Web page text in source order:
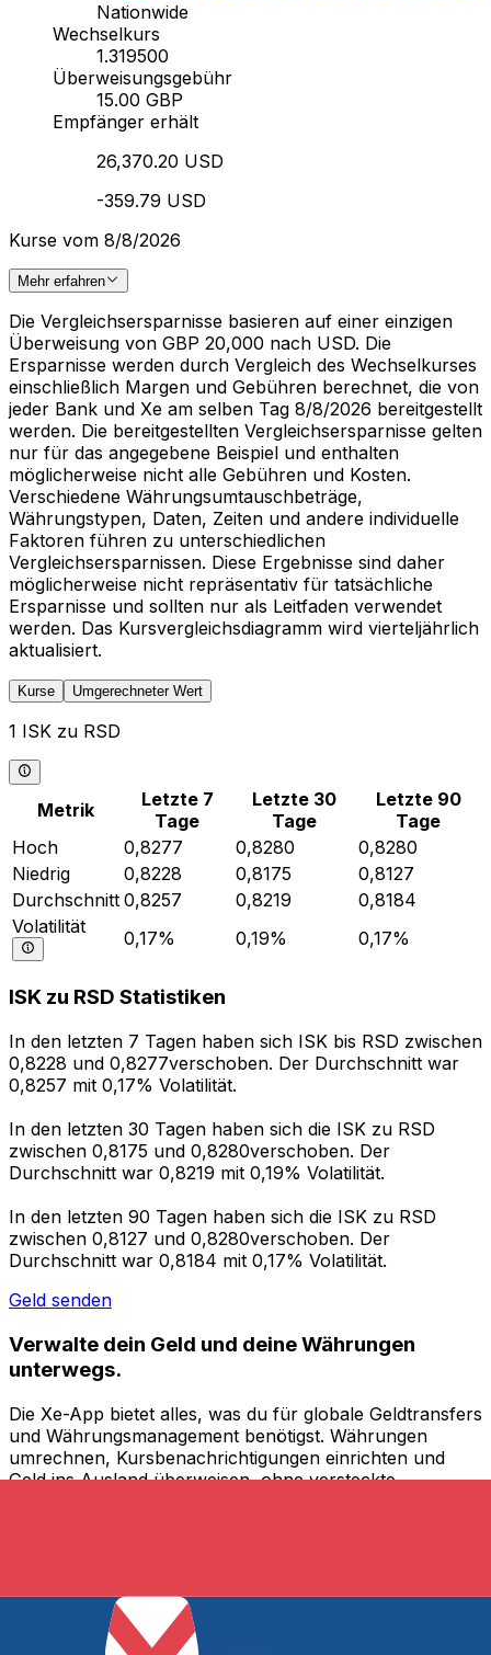
Nationwide
Wechselkurs
1.319500
Überweisungsgebühr
15.00 GBP
Empfänger erhält
26,370.20 USD
-359.79 USD
Kurse vom 8/8/2026
Mehr erfahren
Die Vergleichsersparnisse basieren auf einer einzigen
Überweisung von GBP 20,000 nach USD. Die
Ersparnisse werden durch Vergleich des Wechselkurses
einschließlich Margen und Gebühren berechnet, die von
jeder Bank und Xe am selben Tag 8/8/2026 bereitgestellt
werden. Die bereitgestellten Vergleichsersparnisse gelten
nur für das angegebene Beispiel und enthalten
möglicherweise nicht alle Gebühren und Kosten.
Verschiedene Währungsumtauschbeträge,
Währungstypen, Daten, Zeiten und andere individuelle
Faktoren führen zu unterschiedlichen
Vergleichsersparnissen. Diese Ergebnisse sind daher
möglicherweise nicht repräsentativ für tatsächliche
Ersparnisse und sollten nur als Leitfaden verwendet
werden. Das Kursvergleichsdiagramm wird vierteljährlich
aktualisiert.
Kurse Umgerechneter Wert
1 ISK zu RSD
Metrik
Letzte 7
Tage
Letzte 30
Tage
Letzte 90
Tage
Hoch
0,8277 0,8280
0,8280
Niedrig
0,8228 0,8175
0,8127
Durchschnitt 0,8257 0,8219
0,8184
Volatilität
0,17% 0,19% 0,17%
ISK zu RSD Statistiken
In den letzten 7 Tagen haben sich ISK bis RSD zwischen
0,8228 und 0,8277verschoben. Der Durchschnitt war
0,8257 mit 0,17% Volatilität.
In den letzten 30 Tagen haben sich die ISK zu RSD
zwischen 0,8175 und 0,8280verschoben. Der
Durchschnitt war 0,8219 mit 0,19% Volatilität.
In den letzten 90 Tagen haben sich die ISK zu RSD
zwischen 0,8127 und 0,8280verschoben. Der
Durchschnitt war 0,8184 mit 0,17% Volatilität.
Geld senden
Verwalte dein Geld und deine Währungen
unterwegs.
Die Xe-App bietet alles, was du für globale Geldtransfers
und Währungsmanagement benötigst. Währungen
umrechnen, Kursbenachrichtigungen einrichten und
Geld ins Ausland überweisen, ohne versteckte